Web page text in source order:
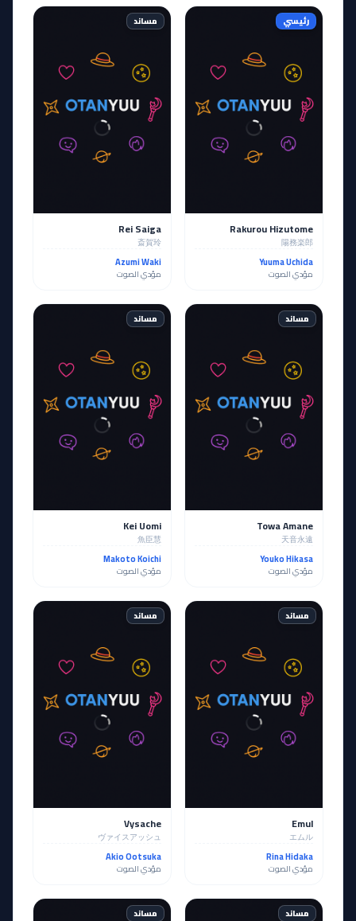
رئيسي
Rakurou Hizutome
陽務楽郎
Yuuma Uchida
مؤدي الصوت
مساند
Rei Saiga
斎賀玲
Azumi Waki
مؤدي الصوت
مساند
Towa Amane
天音永遠
Youko Hikasa
مؤدي الصوت
مساند
Kei Uomi
魚臣慧
Makoto Koichi
مؤدي الصوت
مساند
Emul
エムル
Rina Hidaka
مؤدي الصوت
مساند
Vysache
ヴァイスアッシュ
Akio Ootsuka
مؤدي الصوت
مساند مساند